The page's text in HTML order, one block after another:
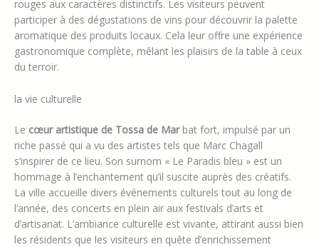
rouges aux caractères distinctifs. Les visiteurs peuvent
participer à des dégustations de vins pour découvrir la palette
aromatique des produits locaux. Cela leur offre une expérience
gastronomique complète, mêlant les plaisirs de la table à ceux
du terroir.
la vie culturelle
Le cœur artistique de Tossa de Marbat fort, impulsé par un
riche passé qui a vu des artistes tels que Marc Chagall
s’inspirer de ce lieu. Son surnom « Le Paradis bleu » est un
hommage à l’enchantement qu’il suscite auprès des créatifs.
La ville accueille divers événements culturels tout au long de
l’année, des concerts en plein air aux festivals d’arts et
d’artisanat. L’ambiance culturelle est vivante, attirant aussi bien
les résidents que les visiteurs en quête d’enrichissement